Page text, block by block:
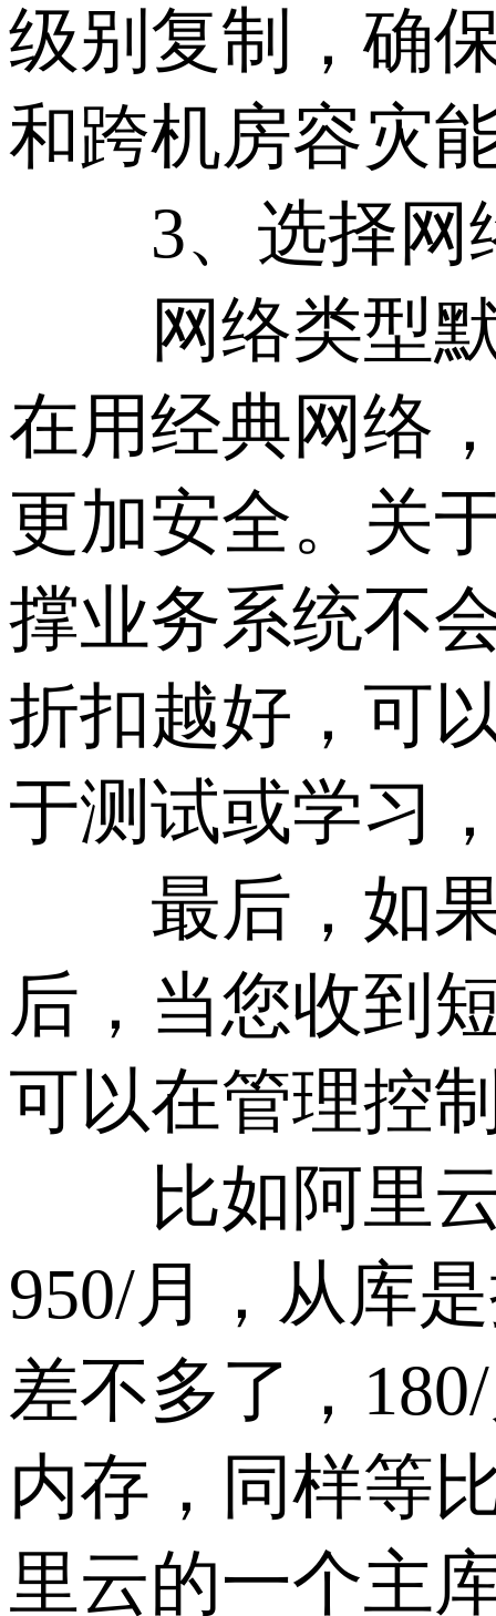
级别复制，确
和跨机房容灾
3、选择网络
网络类型默
在用经典网络
更加安全。关
撑业务系统不
折扣越好，可
于测试或学习
最后，如果
后，当您收到
可以在管理控
比如阿里云
950/月，从库
差不多了，
内存，同样等
里云的一个主